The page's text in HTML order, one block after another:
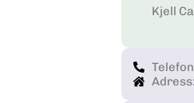
Kjell